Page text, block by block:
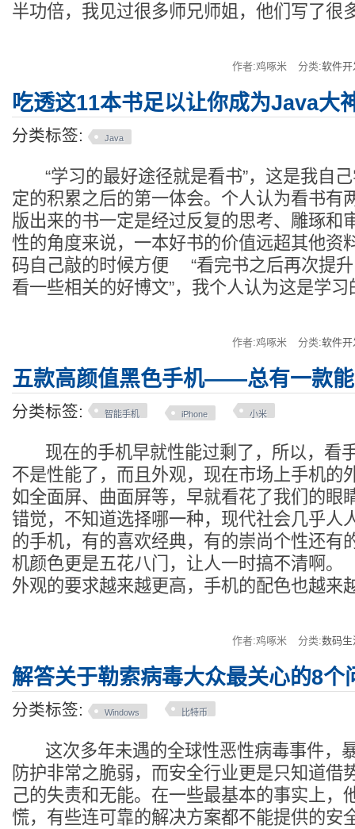
半功倍，我见过很多师兄师姐，他们写了很
作者:鸡啄米 分类:软件开
吃透这11本书足以让你成为Java大
分类标签: Java
“学习的最好途径就是看书”，这是我自己
定的积累之后的第一体会。个人认为看书
版出来的书一定是经过反复的思考、雕琢和
性的角度来说，一本好书的价值远超其他
码自己敲的时候方便 “看完书之后再次提
看一些相关的好博文”，我个人认为这是学习
作者:鸡啄米 分类:软件开
五款高颜值黑色手机——总有一款
分类标签: 智能手机 iPhone 小米
现在的手机早就性能过剩了，所以，看
不是性能了，而且外观，现在市场上手机的
如全面屏、曲面屏等，早就看花了我们的眼
错觉，不知道选择哪一种，现代社会几乎人
的手机，有的喜欢经典，有的崇尚个性还有
机颜色更是五花八门，让人一时搞不清啊
外观的要求越来越更高，手机的配色也越来
作者:鸡啄米 分类:数码生
解答关于勒索病毒大众最关心的8个
分类标签: Windows 比特币
这次多年未遇的全球性恶性病毒事件，
防护非常之脆弱，而安全行业更是只知道借
己的失责和无能。在一些最基本的事实上，
慌，有些连可靠的解决方案都不能提供的安